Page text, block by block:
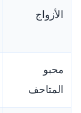
الأزواج
محبو
المتاحف